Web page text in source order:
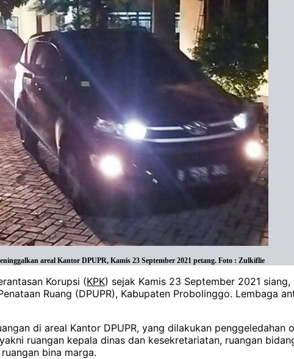
areal Kantor DPUPR, Kamis 23 September 2021 petang. Foto : Zulkiflie
Korupsi (KPK) sejak Kamis 23 September 2021
Ruang (DPUPR), Kabupaten Probolinggo. Lembaga
di areal Kantor DPUPR, yang dilakukan penggeledahan
ruangan kepala dinas dan kesekretariatan, ruangan
bina marga.